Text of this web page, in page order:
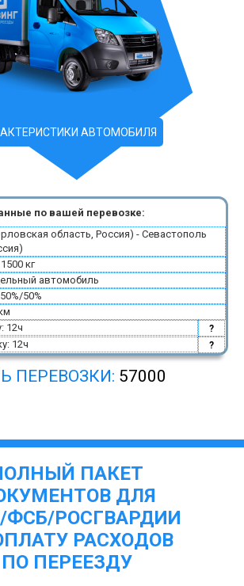
АВТОМОБИЛЯ
по вашей перевозке:
область, Россия) - Севастополь
кг
автомобиль
50%
12ч
?
12ч ?
ПЕРЕВОЗКИ: 57000
ПАКЕТ
ДЛЯ
РОСГВАРДИИ
РАСХОДОВ
ПО ПЕРЕЕЗДУ